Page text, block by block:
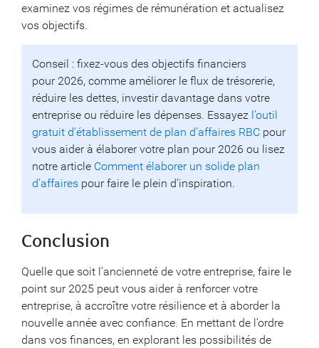
examinez vos régimes de rémunération et actualisez
vos objectifs.
Conseil : fixez-vous des objectifs financiers
pour 2026, comme améliorer le flux de trésorerie,
réduire les dettes, investir davantage dans votre
entreprise ou réduire les dépenses. Essayez l’outil
gratuit d’établissement de plan d’affaires RBC pour
vous aider à élaborer votre plan pour 2026 ou lisez
notre article Comment élaborer un solide plan
d’affaires pour faire le plein d’inspiration.
Conclusion
Quelle que soit l’ancienneté de votre entreprise, faire le
point sur 2025 peut vous aider à renforcer votre
entreprise, à accroître votre résilience et à aborder la
nouvelle année avec confiance. En mettant de l’ordre
dans vos finances, en explorant les possibilités de